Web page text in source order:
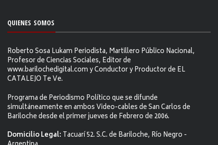
QUIENES SOMOS
Roberto Sosa Lukam Periodista, Martillero Público Nacional,
Profesor de Ciencias Sociales, Editor de
www.barilochedigital.com y Conductor y Productor de EL
CATALEJO Te Ve.
Programa de Periodismo Político que se difunde
simultáneamente en ambos Video-cables de San Carlos de
Bariloche desde el primer jueves de Febrero de 2006.
Domicilio Legal: Tacuarí 52. S.C. de Bariloche, Río Negro -